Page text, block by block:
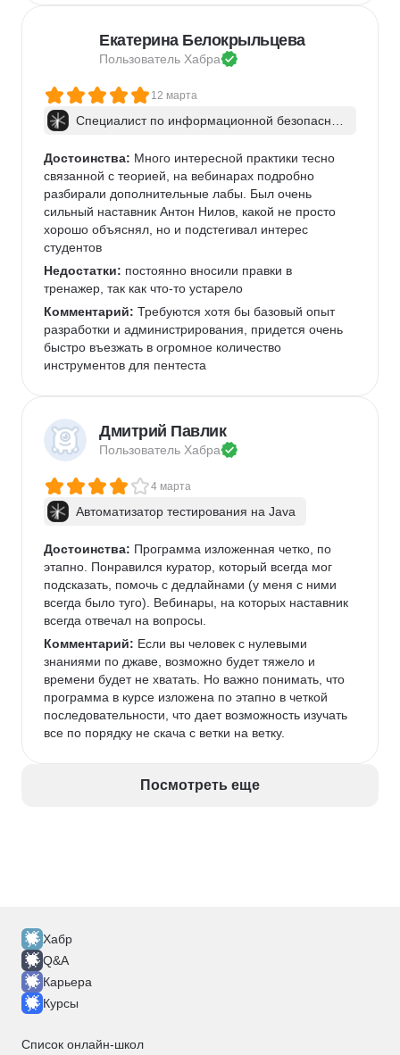
Екатерина Белокрыльцева
Пользователь Хабра
12 марта
Специалист по информационной безопаснос
Достоинства: Много интересной практики тесно
связанной с теорией, на вебинарах подробно
разбирали дополнительные лабы. Был очень
сильный наставник Антон Нилов, какой не просто
хорошо объяснял, но и подстегивал интерес
студентов
Недостатки: постоянно вносили правки в
тренажер, так как что-то устарело
Комментарий: Требуются хотя бы базовый опыт
разработки и администрирования, придется очень
быстро въезжать в огромное количество
инструментов для пентеста
Дмитрий Павлик
Пользователь Хабра
4 марта
Автоматизатор тестирования на Java
Достоинства: Программа изложенная четко, по
этапно. Понравился куратор, который всегда мог
подсказать, помочь с дедлайнами (у меня с ними
всегда было туго). Вебинары, на которых наставник
всегда отвечал на вопросы.
Комментарий: Если вы человек с нулевыми
знаниями по джаве, возможно будет тяжело и
времени будет не хватать. Но важно понимать, что
программа в курсе изложена по этапно в четкой
последовательности, что дает возможность изучать
все по порядку не скача с ветки на ветку.
Посмотреть еще
Хабр
Q&A
Карьера
Курсы
Список онлайн-школ